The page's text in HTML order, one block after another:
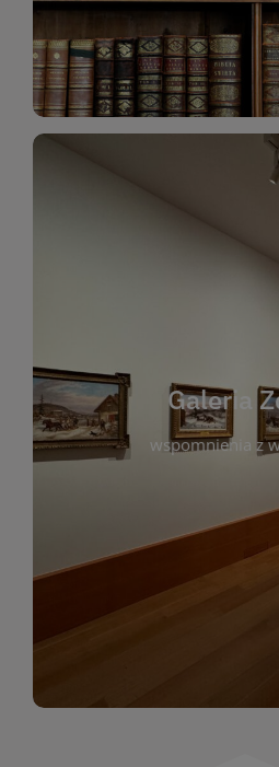
Katalog
Galeria
wspomnienia z
Galeria
wspomnienia z wydarzeń,
którym można zobaczyć, jak
i jej społeczność. Zdjęcia
uroczyste chwile, jak i
czytelników. Regularnie
by każdy mógł
momentów.
wspominania i